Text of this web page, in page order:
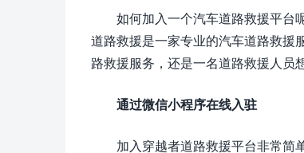
如何加入一个汽车道路救援平台
道路救援是一家专业的汽车道路救援
路救援服务，还是一名道路救援人员
通过微信小程序在线入驻
加入穿越者道路救援平台非常简